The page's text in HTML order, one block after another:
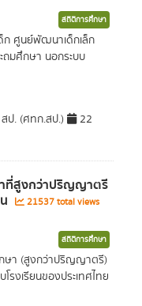
สถิติการศึกษา
ก ศูนย์พัฒนาเด็กเล็ก
ถมศึกษา นอกระบบ
สป. (ศทก.สป.)
22
ที่สูงกว่าปริญญาตรี
21537 total views
สถิติการศึกษา
ษา (สูงกว่าปริญญาตรี)
รงเรียนของประเทศไทย